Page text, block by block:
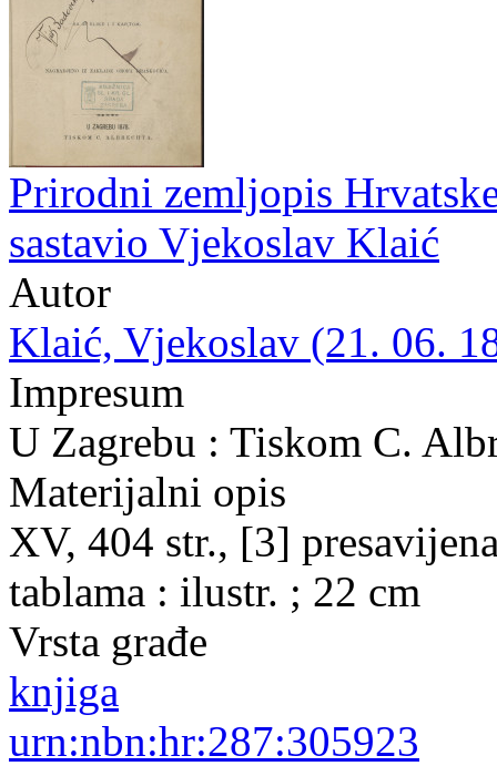
Prirodni zemljopis
sastavio Vjekoslav Klaić
Autor
Klaić, Vjekoslav (21. 06.
Impresum
U Zagrebu : Tiskom C.
Materijalni opis
XV, 404 str., [3]
tablama : ilustr. ; 22 cm
Vrsta građe
knjiga
urn:nbn:hr:287:305923